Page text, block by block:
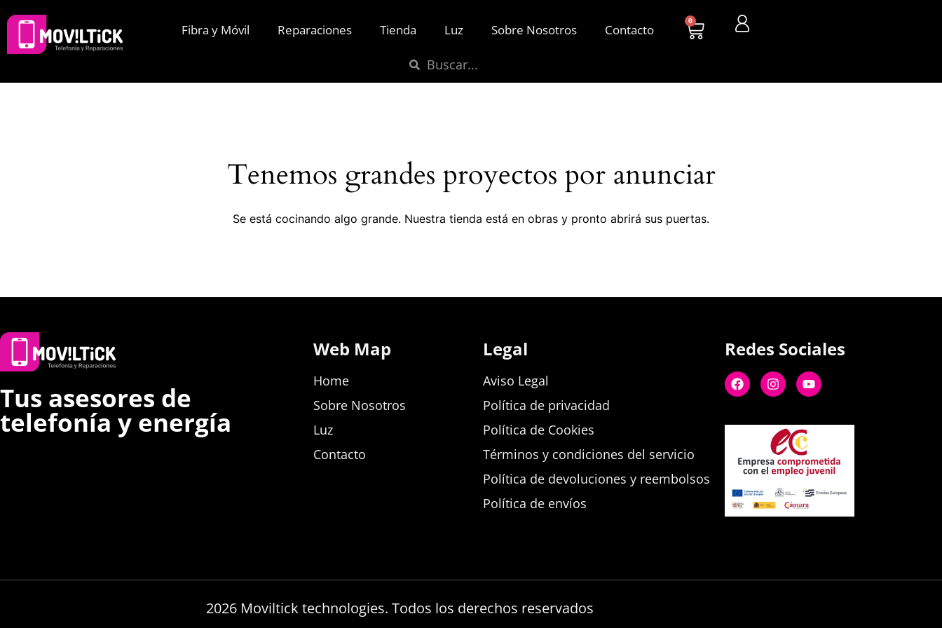
Fibra y Móvil Reparaciones Tienda Luz Sobre Nosotros Contacto
0
Tenemos grandes proyectos por anunciar
Se está cocinando algo grande. Nuestra tienda está en obras y pronto abrirá sus puertas.
Tus asesores de
telefonía y energía
Web Map
Home
Sobre Nosotros
Luz
Contacto
Legal
Aviso Legal
Política de privacidad
Política de Cookies
Términos y condiciones del servicio
Política de devoluciones y reembolsos
Política de envíos
Redes Sociales
2026 Moviltick technologies. Todos los derechos reservados